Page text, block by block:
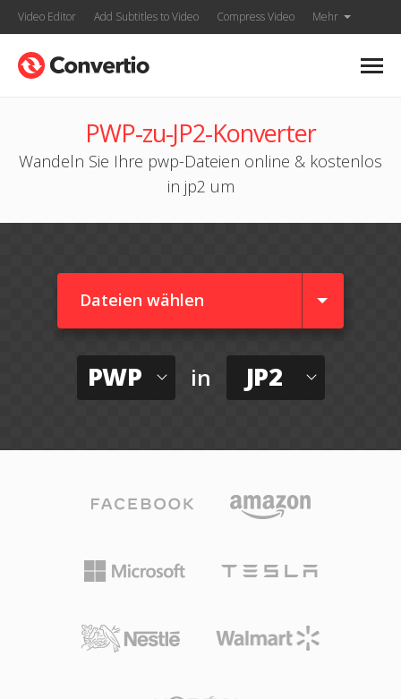
Video Editor Add Subtitles to Video Compress Video Mehr
PWP-zu-JP2-Konverter
Wandeln Sie Ihre pwp-Dateien online & kostenlos
in jp2 um
Dateien wählen
PWP in JP2